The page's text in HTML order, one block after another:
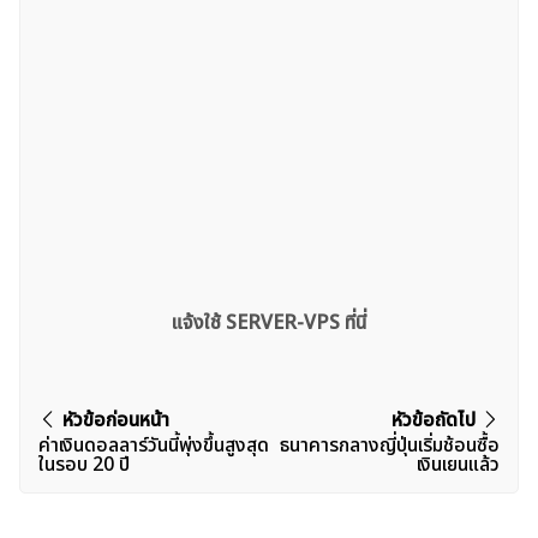
แจ้งใช้ SERVER-VPS ที่นี่
แนะแนว
เรื่อง
หัวข้อก่อนหน้า
ค่าเงินดอลลาร์วันนี้พุ่งขึ้นสูงสุด
ในรอบ 20 ปี
หัวข้อถัดไป
ธนาคารกลางญี่ปุ่นเริ่มช้อนซื้อ
เงินเยนแล้ว